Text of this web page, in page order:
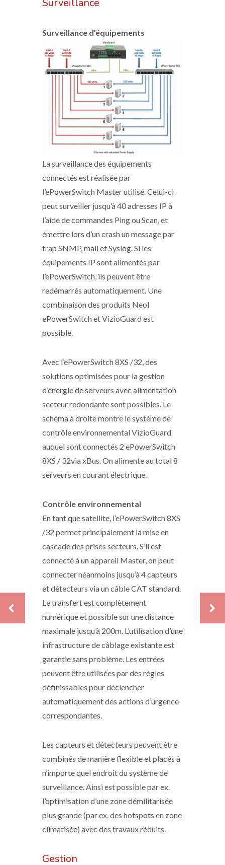
Surveillance
Surveillance d’équipements
La surveillance des équipements
connectés est réalisée par
l’ePowerSwitch Master utilisé. Celui-ci
peut surveiller jusqu’à 40 adresses IP à
l’aide de commandes Ping ou Scan, et
émettre lors d’un crash un message par
trap SNMP, mail et Syslog. Si les
équipements IP sont alimentés par
l’ePowerSwitch, ils peuvent être
redémarrés automatiquement. Une
combinaison des produits Neol
ePowerSwitch et VizioGuard est
possible.
Avec l‘ePowerSwitch 8XS /32, des
solutions optimisées pour la gestion
d’énergie de serveurs avec alimentation
secteur redondante sont possibles. Le
schéma à droite montre le système de
contrôle environnemental VizioGuard
auquel sont connectés 2 ePowerSwitch
8XS / 32via xBus. On alimente au total 8
serveurs en courant électrique.
Contrôle environnemental
En tant que satellite, l’ePowerSwitch 8XS
/32 permet principalement la mise en
cascade des prises secteurs. S’il est
connecté à un appareil Master, on peut
connecter néanmoins jusqu’à 4 capteurs
et détecteurs via un câble CAT standard.
Le transfert est complètement
numérique et possible sur une distance
maximale jusqu’à 200m. L’utilisation d’une
infrastructure de câblage existante est
garantie sans problème. Les entrées
peuvent être utilisées par des règles
définissables pour déclencher
automatiquement des actions d’urgence
correspondantes.
Les capteurs et détecteurs peuvent être
combinés de manière flexible et placés à
n’importe quel endroit du système de
surveillance. Ainsi est possible par ex.
l’optimisation d’une zone démilitarisée
plus grande (par ex. des hotspots en zone
climatisée) avec des travaux réduits.
Gestion